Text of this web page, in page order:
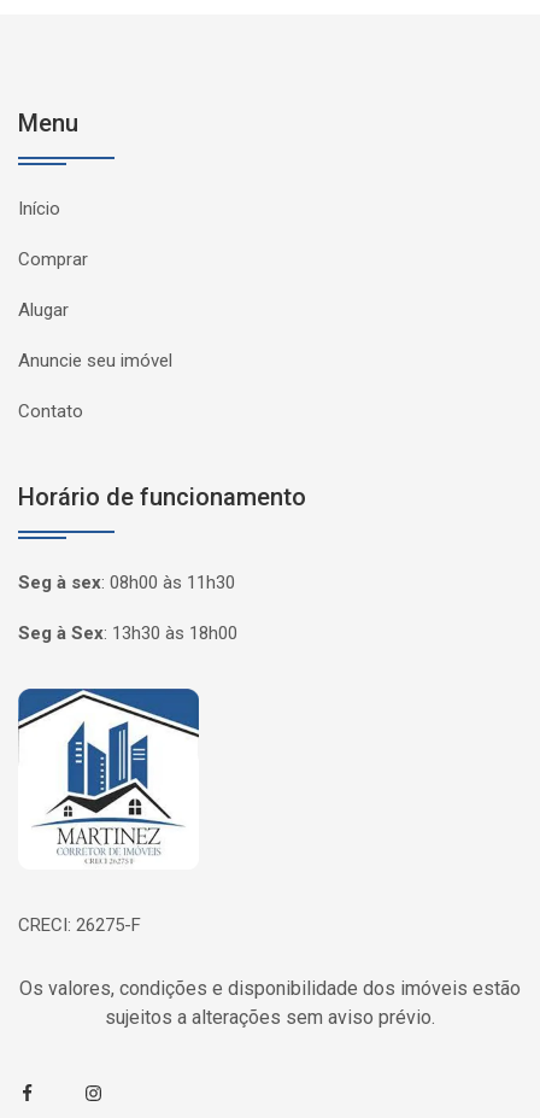
Menu
Início
Comprar
Alugar
Anuncie seu imóvel
Contato
Horário de funcionamento
Seg à sex: 08h00 às 11h30
Seg à Sex: 13h30 às 18h00
Página inicial
CRECI: 26275-F
Os valores, condições e disponibilidade dos imóveis estão
sujeitos a alterações sem aviso prévio.
FacebookInstagram